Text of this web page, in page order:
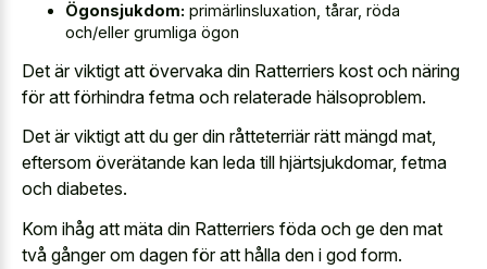
Ögonsjukdom: primärlinsluxation, tårar, röda
och/eller grumliga ögon
Det är viktigt att övervaka din Ratterriers kost och näring
för att förhindra fetma och relaterade hälsoproblem.
Det är viktigt att du ger din råtteterriär rätt mängd mat,
eftersom överätande kan leda till hjärtsjukdomar, fetma
och diabetes.
Kom ihåg att mäta din Ratterriers föda och ge den mat
två gånger om dagen för att hålla den i god form.